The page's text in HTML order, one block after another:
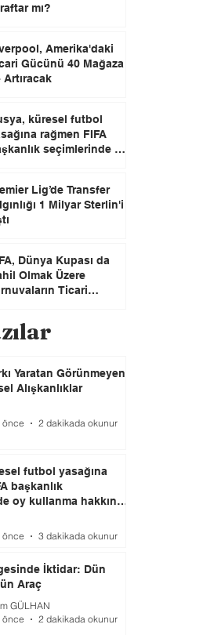
mı?
Amerika'daki
Gücünü 40 Mağaza
Artıracak
küresel futbol
rağmen FIFA
seçimlerinde oy
Lig’de Transfer
1 Milyar Sterlin'i
Dünya Kupası da
Olmak Üzere
Ticari
Yaratan Görünmeyen
Alışkanlıklar
önce
2 dakikada okunur
futbol yasağına
başkanlık
oy kullanma hakkını
önce
3 dakikada okunur
İktidar: Dün
Araç
GÜLHAN
önce
2 dakikada okunur